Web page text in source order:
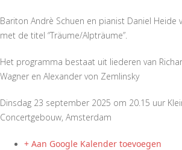
Bariton Andrè Schuen en pianist Daniel Heide
met de titel “Träume/Alpträume”.
Het programma bestaat uit liederen van
Wagner en Alexander von Zemlinsky
Dinsdag 23 september 2025 om 20.15 uur
Concertgebouw, Amsterdam
+ Aan Google Kalender toevoegen